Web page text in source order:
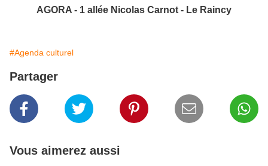
AGORA - 1 allée Nicolas Carnot - Le Raincy
#Agenda culturel
Partager
Vous aimerez aussi